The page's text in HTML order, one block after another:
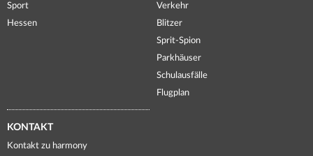
Sport
Hessen
Verkehr
Blitzer
Sprit-Spion
Parkhäuser
Schulausfälle
Flugplan
KONTAKT
Kontakt zu harmony